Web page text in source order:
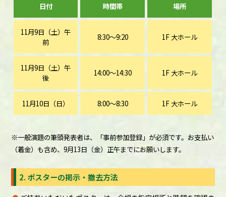
日付 時間帯 場所
11月9日（土）午
前
8:30～9:20 1F 大ホール
11月9日（土）午
後
14:00～14:30 1F 大ホール
11月10日（日） 8:00～8:30 1F 大ホール
※一般演題の筆頭発表者は、「事前参加登録」が必須です。お支払い
（着金）も含め、9月13日（金）正午までにお願いします。
2. ポスターの掲示・撤去方法